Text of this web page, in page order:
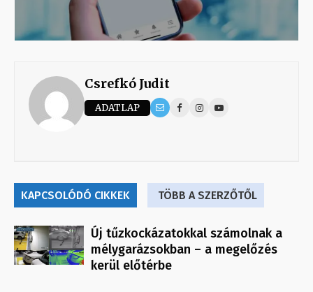
Csrefkó Judit
ADATLAP
KAPCSOLÓDÓ CIKKEK TÖBB A SZERZŐTŐL
Új tűzkockázatokkal számolnak a
mélygarázsokban – a megelőzés
kerül előtérbe